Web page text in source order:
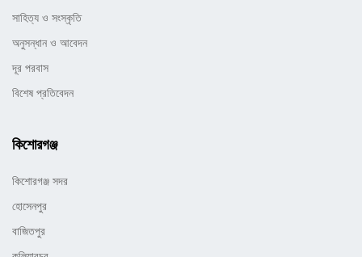
সাহিত্য ও সংস্কৃতি
অনুসন্ধান ও আবেদন
দূর পরবাস
বিশেষ প্রতিবেদন
কিশোরগঞ্জ
কিশোরগঞ্জ সদর
হোসেনপুর
বাজিতপুর